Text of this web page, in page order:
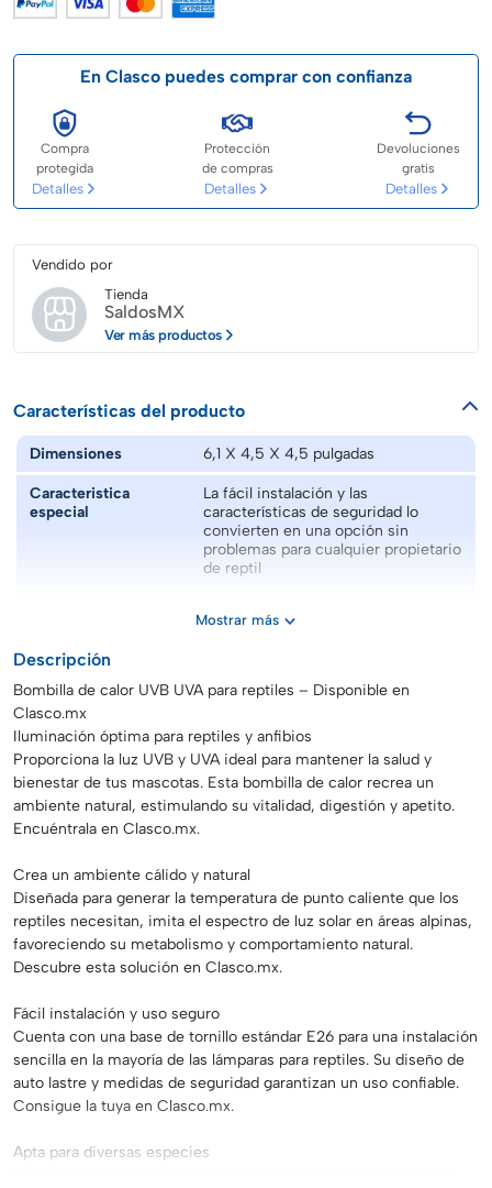
En Clasco puedes comprar con confianza
Compra
protegida
Detalles
Protección
de compras
Detalles
Devoluciones
gratis
Detalles
Vendido por
Tienda
SaldosMX
Ver más productos
Características del producto
Dimensiones 6,1 X 4,5 X 4,5 pulgadas
Caracteristica
especial
La fácil instalación y las
características de seguridad lo
convierten en una opción sin
problemas para cualquier propietario
de reptil
Marca Genérico
Modelo
Bombilla de calor para reptiles de
alto rendimiento simulador de luz
natural
Mostrar más
Descripción
Bombilla de calor UVB UVA para reptiles – Disponible en
Clasco.mx
Iluminación óptima para reptiles y anfibios
Proporciona la luz UVB y UVA ideal para mantener la salud y
bienestar de tus mascotas. Esta bombilla de calor recrea un
ambiente natural, estimulando su vitalidad, digestión y apetito.
Encuéntrala en Clasco.mx.
Crea un ambiente cálido y natural
Diseñada para generar la temperatura de punto caliente que los
reptiles necesitan, imita el espectro de luz solar en áreas alpinas,
favoreciendo su metabolismo y comportamiento natural.
Descubre esta solución en Clasco.mx.
Fácil instalación y uso seguro
Cuenta con una base de tornillo estándar E26 para una instalación
sencilla en la mayoría de las lámparas para reptiles. Su diseño de
auto lastre y medidas de seguridad garantizan un uso confiable.
Consigue la tuya en Clasco.mx.
Apta para diversas especies